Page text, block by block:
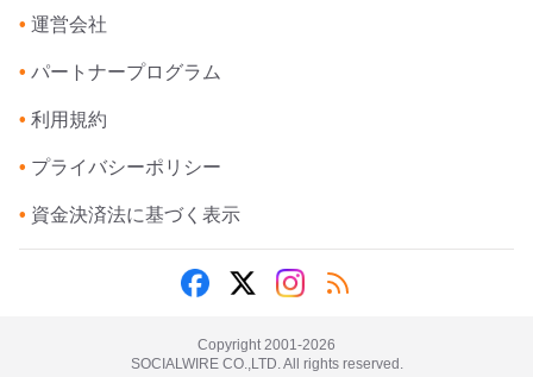
• 運営会社
• パートナープログラム
• 利用規約
• プライバシーポリシー
• 資金決済法に基づく表示
Copyright 2001-2026
SOCIALWIRE CO.,LTD. All rights reserved.